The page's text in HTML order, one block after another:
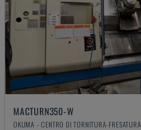
MACTURN350-W
OKUMA - CENTRO DI TORNITURA-FRESATURA